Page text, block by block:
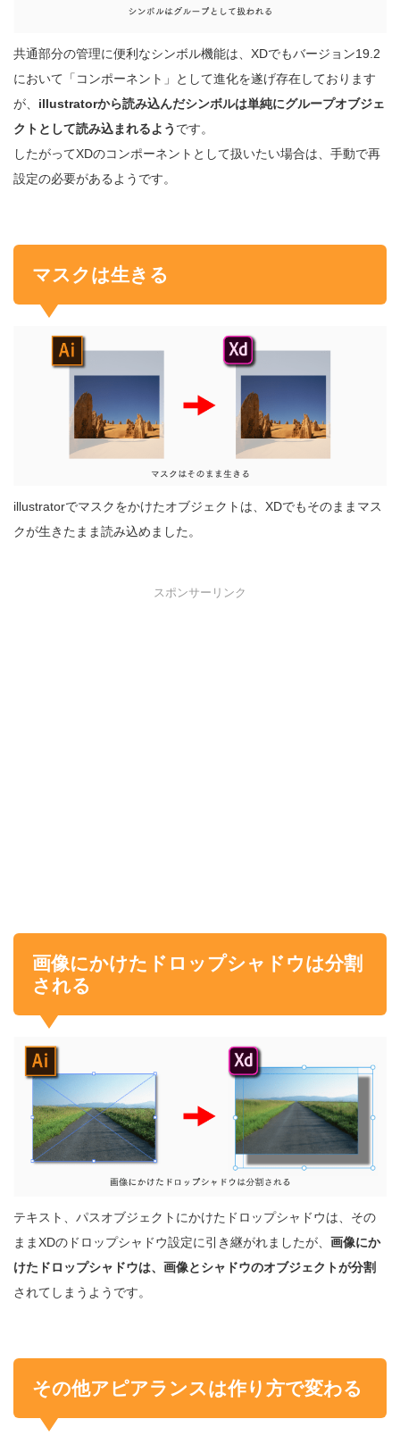
共通部分の管理に便利なシンボル機能は、XDでもバージョン19.2
において「コンポーネント」として進化を遂げ存在しております
が、 illustratorから読み込んだシンボルは単純にグループオブジェ
クトとして読み込まれるよう です。
したがってXDのコンポーネントとして扱いたい場合は、手動で再
設定の必要があるようです。
マスクは生きる
illustratorでマスクをかけたオブジェクトは、XDでもそのままマス
クが生きたまま読み込めました。
スポンサーリンク
画像にかけたドロップシャドウは分割
される
テキスト、パスオブジェクトにかけたドロップシャドウは、その
ままXDのドロップシャドウ設定に引き継がれましたが、 画像にか
けたドロップシャドウは、画像とシャドウのオブジェクトが分割
されてしまうようです。
その他アピアランスは作り方で変わる